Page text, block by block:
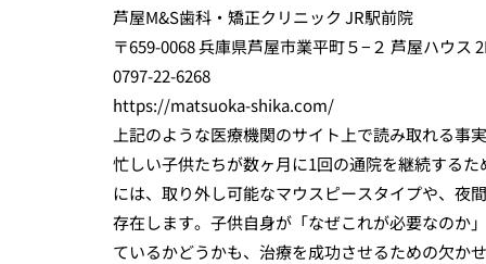
芦屋M&S歯科・矯正クリニック JR駅前院
〒659-0068 兵庫県芦屋市業平町５−２ 芦屋ハウス
0797-22-6268
https://matsuoka-shika.com/
上記のような医療機関のサイト上で読み取れる
忙しい子供たちが数ヶ月に1回の通院を継続する
には、取り外し可能なマウスピースタイプや、夜
存在します。子供自身が「なぜこれが必要なのか
ているかどうかも、治療を成功させるための欠か